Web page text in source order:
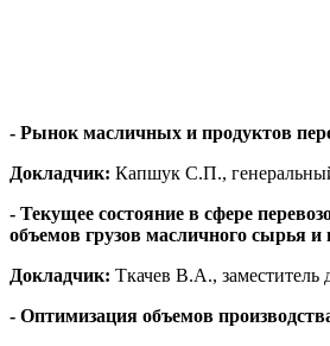
- Рынок масличных и продуктов
Докладчик: Капшук С.П.,
- Текущее состояние в сфере
объемов грузов масличного сырья
Докладчик: Ткачев В.А., заместитель
- Оптимизация объемов